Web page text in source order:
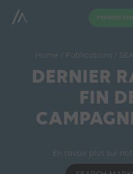
PRENDRE
Home / Publications / SEA
DERNIER
FIN
En savoir plus sur